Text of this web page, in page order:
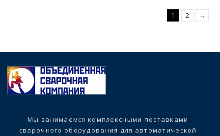
1 2 →
Мы занимаемся комплексными поставками
сварочного оборудования для автоматической